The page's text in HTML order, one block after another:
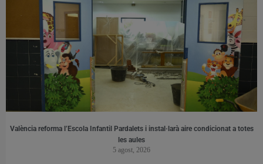
València reforma l’Escola Infantil Pardalets i instal·larà aire condicionat a totes
les aules
5 agost, 2026